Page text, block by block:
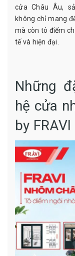
cửa Châu Âu,
không chỉ mang
mà còn tô điểm
tế và hiện đại.
Những
hệ cửa
by FRAVI